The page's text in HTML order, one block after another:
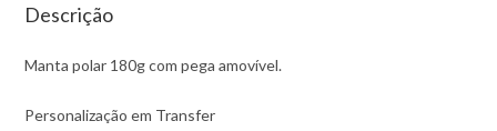
Descrição
Manta polar 180g com pega amovível.
Personalização em Transfer